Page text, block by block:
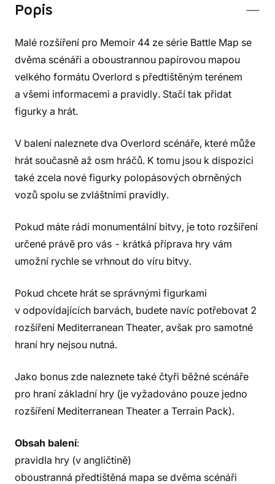
Popis
Malé rozšíření pro Memoir 44 ze série Battle Map se
dvěma scénáři a oboustrannou papírovou mapou
velkého formátu Overlord s předtištěným terénem
a všemi informacemi a pravidly. Stačí tak přidat
figurky a hrát.
V balení naleznete dva Overlord scénáře, které může
hrát současně až osm hráčů. K tomu jsou k dispozici
také zcela nové figurky polopásových obrněných
vozů spolu se zvláštními pravidly.
Pokud máte rádi monumentální bitvy, je toto rozšíření
určené právě pro vás - krátká příprava hry vám
umožní rychle se vrhnout do víru bitvy.
Pokud chcete hrát se správnými figurkami
v odpovídajících barvách, budete navíc potřebovat 2
rozšíření Mediterranean Theater, avšak pro samotné
hraní hry nejsou nutná.
Jako bonus zde naleznete také čtyři běžné scénáře
pro hraní základní hry (je vyžadováno pouze jedno
rozšíření Mediterranean Theater a Terrain Pack).
Obsah balení:
pravidla hry (v angličtině)
oboustranná předtištěná mapa se dvěma scénáři